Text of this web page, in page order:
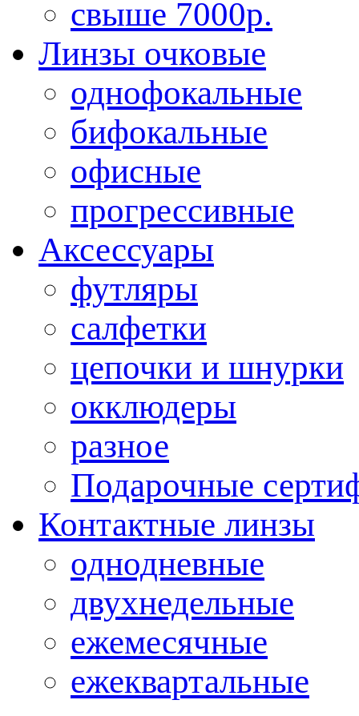
свыше 7000р.
Линзы очковые
однофокальные
бифокальные
офисные
прогрессивные
Аксессуары
футляры
салфетки
цепочки и шнурки
окклюдеры
разное
Подарочные
Контактные линзы
однодневные
двухнедельные
ежемесячные
ежеквартальные